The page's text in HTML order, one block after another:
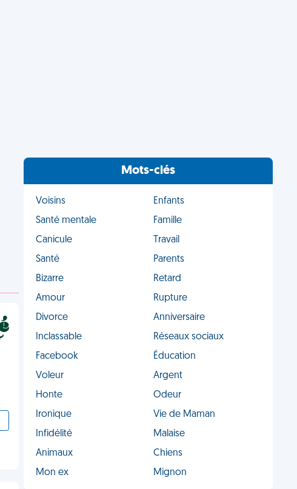
Mots-clés
Voisins
Enfants
Santé mentale
Famille
Canicule
Travail
Santé
Parents
Bizarre
Retard
Amour
Rupture
Divorce
Anniversaire
Inclassable
Réseaux sociaux
Facebook
Éducation
Voleur
Argent
Honte
Odeur
Ironique
Vie de Maman
Infidélité
Malaise
Animaux
Chiens
Mon ex
Mignon